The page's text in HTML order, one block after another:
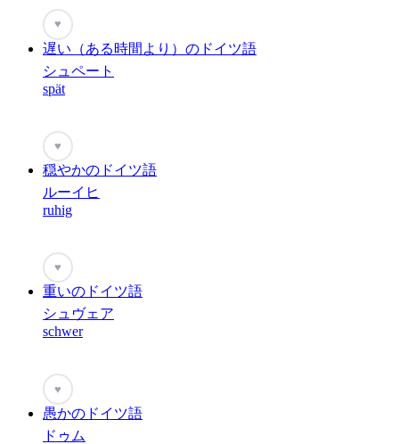
♥
遅い（ある時間より）のドイツ語
シュペート
spät
♥
穏やかのドイツ語
ルーイヒ
ruhig
♥
重いのドイツ語
シュヴェア
schwer
♥
愚かのドイツ語
ドゥム